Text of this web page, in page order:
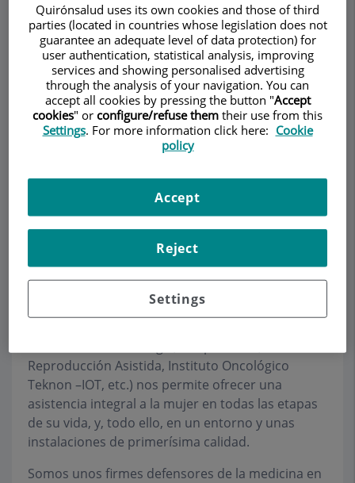
Opening hours
Description
ReproGyn está formado por un grupo de
especialistas con amplia experiencia en
Estamos ubicados en el Campus delCentro
Médico Teknon – Grupo Quironsalud
hospitales líderes del sector sanitario privado en
España.
La presencia en el campus de servicios médicos
Reproducción Asistida, Instituto Oncológico
Teknon –IOT, etc.) nos permite ofrecer una
asistencia integral a la mujer en todas las etapas
de su vida, y, todo ello, en un entorno y unas
instalaciones de primerísima calidad.
Somos unos firmes defensores de la medicina en
Quirónsalud uses its own cookies and those of third
parties (located in countries whose legislation does not
guarantee an adequate level of data protection) for
user authentication, statistical analysis, improving
services and showing personalised advertising
through the analysis of your navigation. You can
accept all cookies by pressing the button "Accept
cookies" or configure/refuse them their use from this
Settings. For more information click here: Cookie
policy
Settings
Reject
Accept